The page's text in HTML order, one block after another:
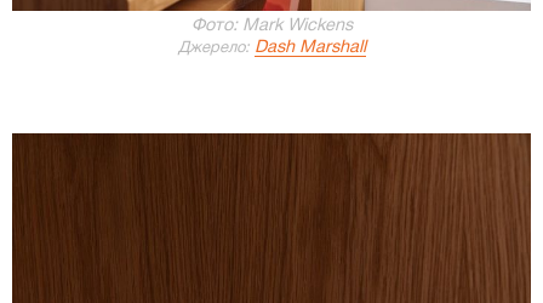
Фото: Mark Wickens
Джерело: Dash Marshall